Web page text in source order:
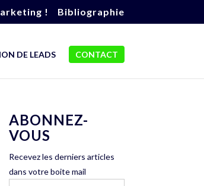
! Bibliographie
DE LEADS CONTACT
ABONNEZ-
VOUS
Recevez les derniers articles
dans votre boite mail